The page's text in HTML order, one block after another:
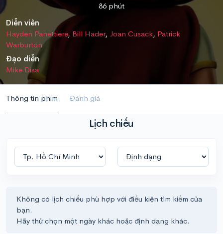
86 phút
Diễn viên
Hayden Panettiere, Bill Hader, Joan Cusack, Patrick
Warburton
Đạo diễn
Mike Disa
Thông tin phim Đánh giá
Lịch chiếu
Không có lịch chiếu phù hợp với điều kiện tìm kiếm của
bạn.
Hãy thử chọn một ngày khác hoặc định dạng khác.